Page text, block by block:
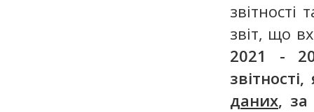
звіт, що
2021 -
даних,